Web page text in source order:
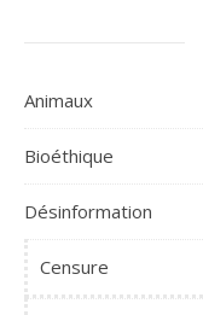
Animaux
Bioéthique
Désinformation
Censure